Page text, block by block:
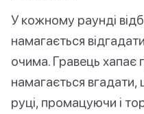
У кожному раунді
намагається
очима. Гравець хапає
намагається вгадати,
руці, промацуючи і